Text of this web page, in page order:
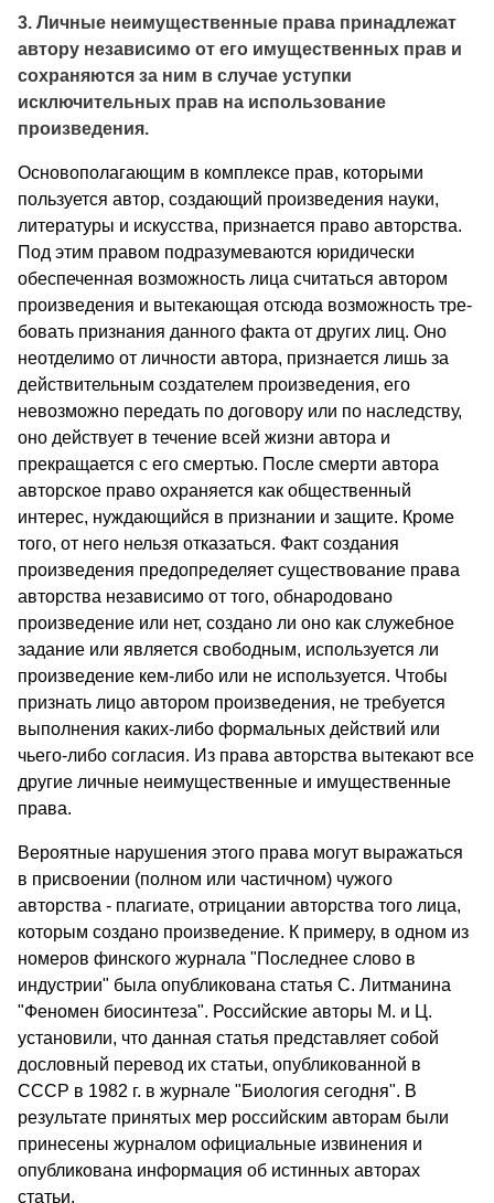
3. Личные неимущественные права принадлежат
автору неза­висимо от его имущественных прав и
сохраняются за ним в слу­чае уступки
исключительных прав на использование
произведе­ния.
Основополагающим в комплексе прав, которыми
пользуется автор, создающий произведения науки,
литературы и искусст­ва, признается право авторства.
Под этим правом подразуме­ваются юридически
обеспеченная возможность лица считаться автором
произведения и вытекающая отсюда возможность тре­
бовать признания данного факта от других лиц. Оно
неотдели­мо от личности автора, признается лишь за
действительным создателем произведения, его
невозможно передать по договору или по наследству,
оно действует в течение всей жизни автора и
прекращается с его смертью. После смерти автора
авторское право охраняется как общественный
интерес, нуждающийся в признании и защите. Кроме
того, от него нельзя отказаться. Факт создания
произведения предопределяет существование права
авторства независимо от того, обнародовано
произведе­ние или нет, создано ли оно как служебное
задание или является свободным, используется ли
произведение кем-либо или не ис­пользуется. Чтобы
признать лицо автором произведения, не требуется
выполнения каких-либо формальных действий или
чьего-либо согласия. Из права авторства вытекают все
другие личные неимущественные и имущественные
права.
Вероятные нарушения этого права могут выражаться
в при­своении (полном или частичном) чужого
авторства - плагиате, отрицании авторства того лица,
которым создано произведение. К примеру, в одном из
номеров финского журнала "Последнее слово в
индустрии" была опубликована статья С. Литманина
"Феномен биосинтеза". Российские авторы М. и Ц.
установили, что данная статья представляет собой
дословный перевод их статьи, опубликованной в
СССР в 1982 г. в журнале "Биология сегодня". В
результате принятых мер российским авторам были
принесены журналом официальные извинения и
опубликована информация об истинных авторах
статьи.